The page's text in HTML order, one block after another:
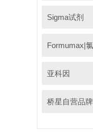
Sigma试剂
亚科因
桥星自营品牌